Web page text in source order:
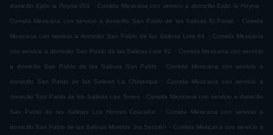
domicilio Ejido la Reyna 001 . Comida Mexicana con servicio a domicilio Ejido la Reyna .
Comida Mexicana con servicio a domicilio San Pablo de las Salinas El Portal . Comida
Mexicana con servicio a domicilio San Pablo de las Salinas Lote 64 . Comida Mexicana
con servicio a domicilio San Pablo de las Salinas Lote 82 . Comida Mexicana con servicio
a domicilio San Pablo de las Salinas San Pablo . Comida Mexicana con servicio a
domicilio San Pablo de las Salinas La Chinampa . Comida Mexicana con servicio a
domicilio San Pablo de las Salinas Las Torres . Comida Mexicana con servicio a domicilio
San Pablo de las Salinas Los Heroes Coacalco . Comida Mexicana con servicio a
domicilio San Pablo de las Salinas Morelos 3ra Sección . Comida Mexicana con servicio a